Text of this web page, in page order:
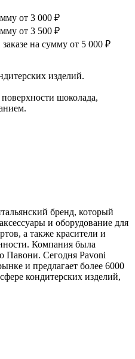
от 3 000 ₽
от 3 500 ₽
на сумму от 5 000 ₽
изделий.
шоколада,
бренд, который
и оборудование для
а также красители и
Компания была
Павони. Сегодня Pavoni
и предлагает более 6000
кондитерских изделий,